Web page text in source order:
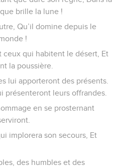
brille la lune !
Qu’il domine depuis le
!
ceux qui habitent le désert, Et
la poussière.
lui apporteront des présents.
présenteront leurs offrandes.
en se prosternant
implorera son secours, Et
des humbles et des